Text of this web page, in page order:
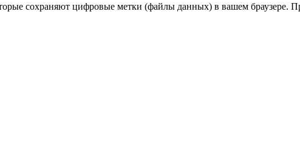
сохраняют цифровые метки (файлы данных) в вашем браузере.